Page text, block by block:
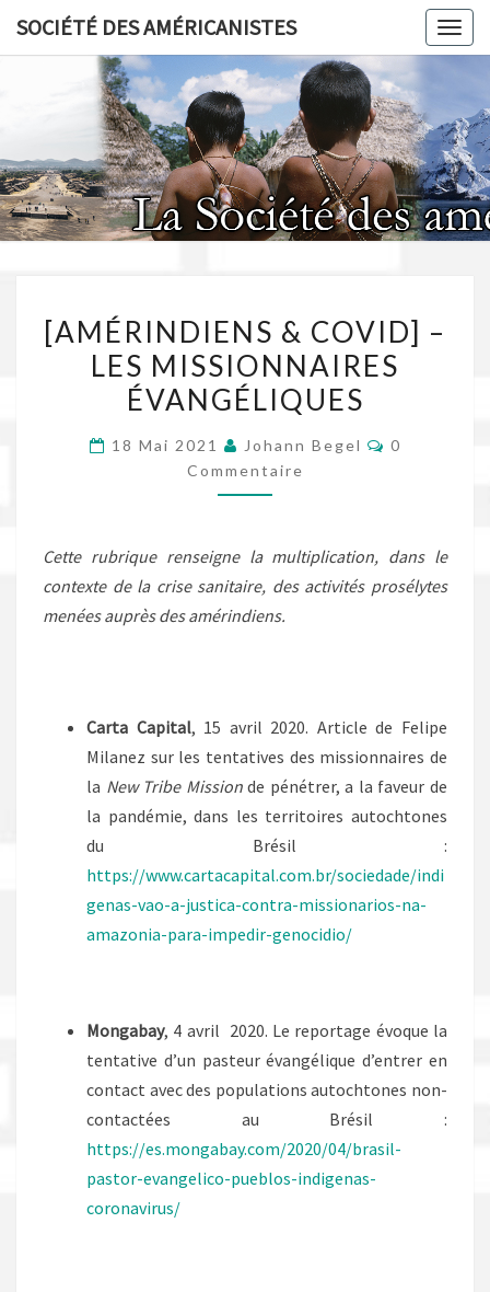
SOCIÉTÉ DES AMÉRICANISTES
&
COVID]
–
MISSIONNAIRES
[AMÉRINDIENS & COVID] –
LES MISSIONNAIRES
ÉVANGÉLIQUES
18 Mai 2021 Johann Begel
0
Commentaire
Cette rubrique renseigne la multiplication, dans le
contexte de la crise sanitaire, des activités prosélytes
menées auprès des amérindiens.
Carta Capital, 15 avril 2020. Article de Felipe
Milanez sur les tentatives des missionnaires de
la New Tribe Missionde pénétrer, a la faveur de
la pandémie, dans les territoires autochtones
du Brésil :
https://www.cartacapital.com.br/sociedade/indi
genas-vao-a-justica-contra-missionarios-na-
amazonia-para-impedir-genocidio/
Mongabay, 4 avril 2020. Le reportage évoque la
tentative d’un pasteur évangélique d’entrer en
contact avec des populations autochtones non-
contactées au Brésil :
https://es.mongabay.com/2020/04/brasil-
pastor-evangelico-pueblos-indigenas-
coronavirus/